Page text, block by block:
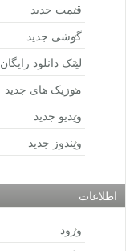
قیمت جدید
گوشی جدید
لینک دانلود رایگان
موزیک های جدید
ویدیو جدید
ویندوز جدید
اطلاعات
ورود